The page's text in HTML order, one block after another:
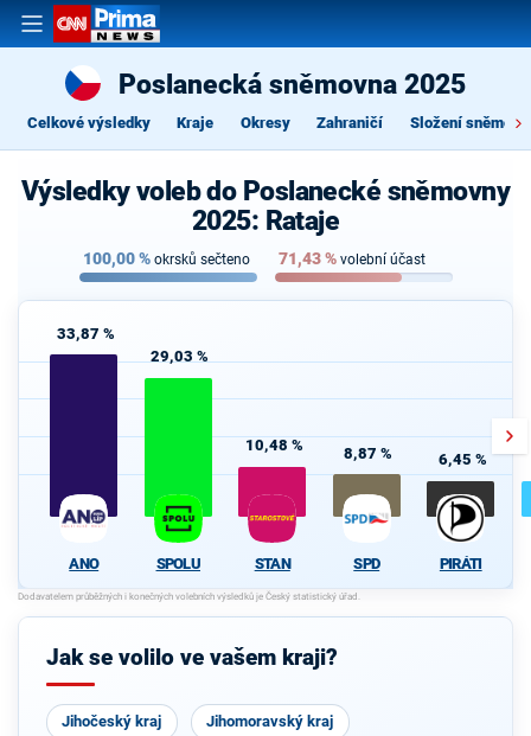
Poslanecká sněmovna 2025
Celkové výsledky Kraje Okresy Zahraničí Složení
Výsledky voleb do Poslanecké sněmovny
2025: Rataje
100,00% okrsků sečteno 71,43% volební účast
33,87 %
ANO
29,03 %
SPOLU
10,48 %
STAN
8,87 %
SPD
6,45 %
PIRÁTI
Jak se volilo ve vašem kraji?
Jihočeský kraj Jihomoravský kraj